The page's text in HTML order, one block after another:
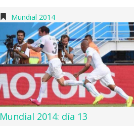
Mundial 2014
Mundial 2014: día 13